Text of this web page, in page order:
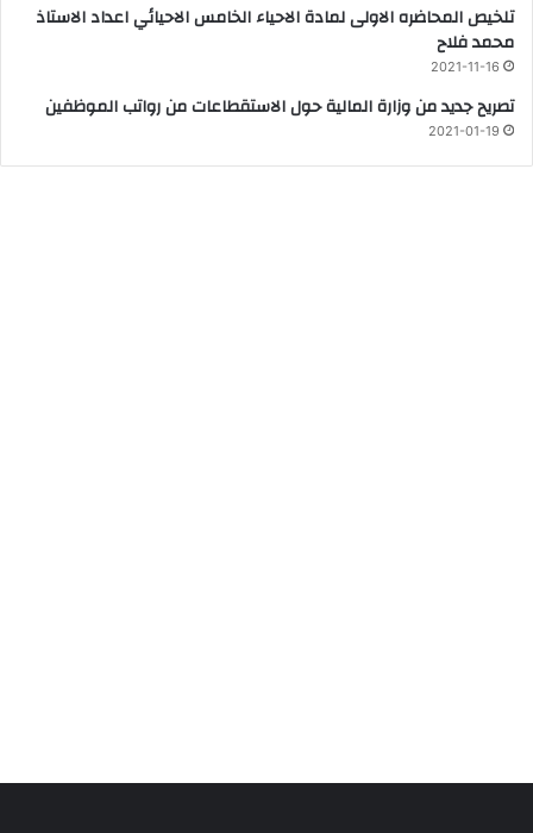
تلخيص المحاضره الاولى لمادة الاحياء الخامس الاحيائي اعداد الاستاذ
محمد فلاح
2021-11-16
تصريح جديد من وزارة المالية حول الاستقطاعات من رواتب الموظفين
2021-01-19